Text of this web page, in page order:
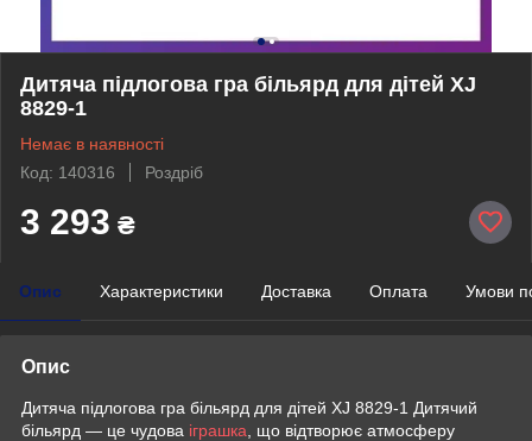
Дитяча підлогова гра більярд для дітей XJ
8829-1
Немає в наявності
Код: 140316
Роздріб
3 293 ₴
Опис Характеристики Доставка Оплата Умови
Опис
Дитяча підлогова гра більярд для дітей XJ 8829-1 Дитячий
більярд — це чудова іграшка , що відтворює атмосферу